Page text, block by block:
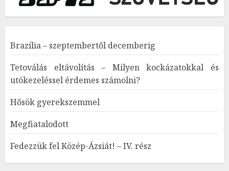
Brazília – szeptembertől decemberig
Tetoválás eltávolítás – Milyen kockázatokkal és
utókezeléssel érdemes számolni?
Hősök gyerekszemmel
Megfiatalodott
Fedezzük fel Közép-Ázsiát! – IV. rész